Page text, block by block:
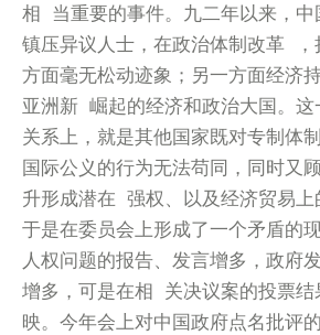
相 当重要的事件。九二年以来，
镇压异议人士，在政治体制改革 ，
方面毫无松动迹象；另一方面经济
亚洲新 崛起的经济和政治大国。
关系上，就是其他国家既对专制体
国际公义的行为无法苟同，同时又
升形成潜在 强权、以及经济贸易上
于是在委员会上形成了一个矛盾的
人权问题的报告、发言增多，政府
增多，可是在相 关决议案的投票结
映。今年会上对中国政府点名批评